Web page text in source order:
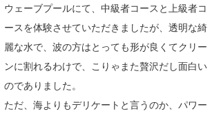
ウェーブプールにて、中級者コースと上級者コ
ースを体験させていただきましたが、透明な綺
麗な水で、波の方はとっても形が良くてクリー
ンに割れるわけで、こりゃまた贅沢だし面白い
のでありました。
ただ、海よりもデリケートと言うのか、パワー
KY
mitz